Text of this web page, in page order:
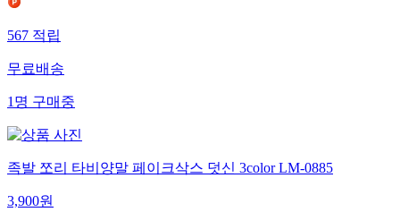
567적립
무료배송
1명구매중
족발 쪼리 타비양말 페이크삭스 덧신 3color LM-0885